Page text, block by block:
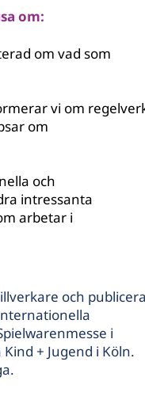
om:
om vad som
vi om
om
och
intressanta
arbetar i
och
i
+ Jugend i Köln.